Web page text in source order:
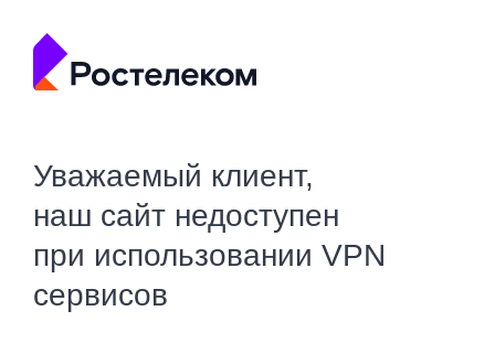
Уважаемый клиент,
наш сайт недоступен
при использовании VPN
сервисов